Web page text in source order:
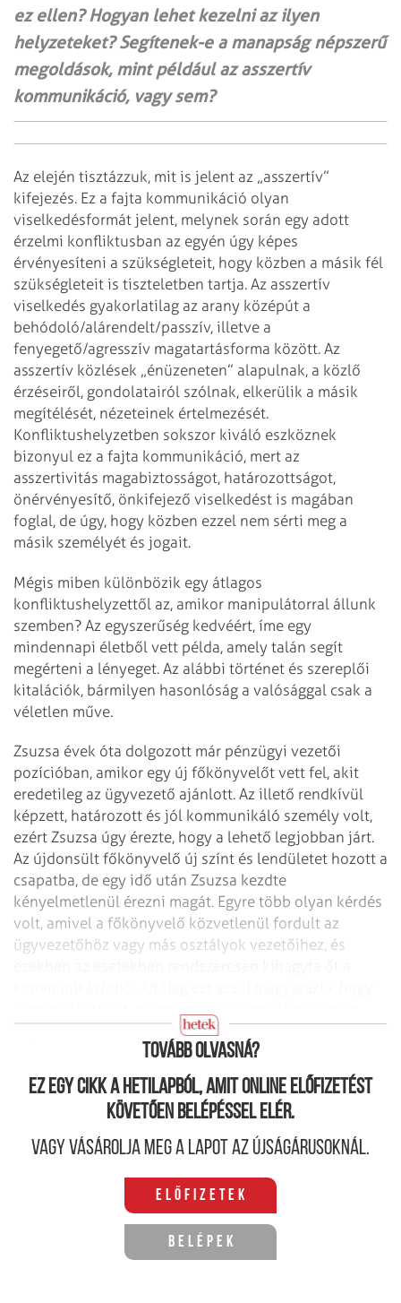
ez ellen? Hogyan lehet kezelni az ilyen
helyzeteket? Segítenek-e a manapság népszerű
megoldások, mint például az asszertív
kommunikáció, vagy sem?
Az elején tisztázzuk, mit is jelent az „asszertív”
kifejezés. Ez a fajta kommunikáció olyan
viselkedésformát jelent, melynek során egy adott
érzelmi konfliktusban az egyén úgy képes
érvényesíteni a szükségleteit, hogy közben a másik fél
szükségleteit is tiszteletben tartja. Az asszertív
viselkedés gyakorlatilag az arany középút a
behódoló/alárendelt/passzív, illetve a
fenyegető/agresszív magatartásforma között. Az
asszertív közlések „énüzeneten” alapulnak, a közlő
érzéseiről, gondolatairól szólnak, elkerülik a másik
megítélését, nézeteinek értelmezését.
Konfliktushelyzetben sokszor kiváló eszköznek
bizonyul ez a fajta kommunikáció, mert az
asszertivitás magabiztosságot, határozottságot,
önérvényesítő, önkifejező viselkedést is magában
foglal, de úgy, hogy közben ezzel nem sérti meg a
másik személyét és jogait.
Mégis miben különbözik egy átlagos
konfliktushelyzettől az, amikor manipulátorral állunk
szemben? Az egyszerűség kedvéért, íme egy
mindennapi életből vett példa, amely talán segít
megérteni a lényeget. Az alábbi történet és szereplői
kitalációk, bármilyen hasonlóság a valósággal csak a
véletlen műve.
Zsuzsa évek óta dolgozott már pénzügyi vezetői
pozícióban, amikor egy új főkönyvelőt vett fel, akit
eredetileg az ügyvezető ajánlott. Az illető rendkívül
képzett, határozott és jól kommunikáló személy volt,
ezért Zsuzsa úgy érezte, hogy a lehető legjobban járt.
Az újdonsült főkönyvelő új színt és lendületet hozott a
csapatba, de egy idő után Zsuzsa kezdte
kényelmetlenül érezni magát. Egyre több olyan kérdés
volt, amivel a főkönyvelő közvetlenül fordult az
ügyvezetőhöz vagy más osztályok vezetőihez, és
Tovább olvasná?
Ez egy cikk a hetilapból, amit online előfizetést
követően belépéssel elér.
Vagy vásárolja meg a lapot az újságárusoknál.
Előfizetek
Belépek